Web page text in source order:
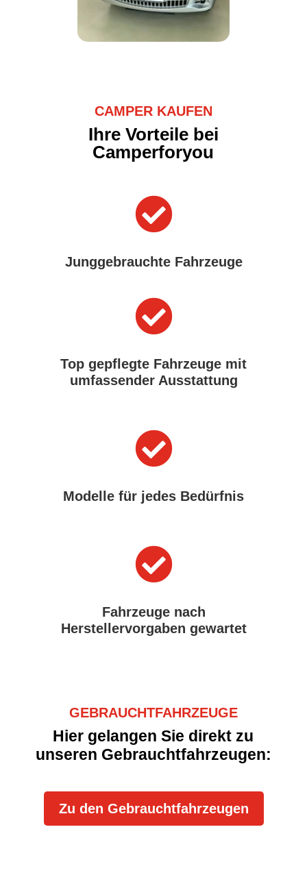
CAMPER KAUFEN
Ihre Vorteile bei
Camperforyou

Junggebrauchte Fahrzeuge

Top gepflegte Fahrzeuge mit
umfassender Ausstattung

Modelle für jedes Bedürfnis

Fahrzeuge nach
Herstellervorgaben gewartet
GEBRAUCHTFAHRZEUGE
Hier gelangen Sie direkt zu
unseren Gebrauchtfahrzeugen:
Zu den Gebrauchtfahrzeugen